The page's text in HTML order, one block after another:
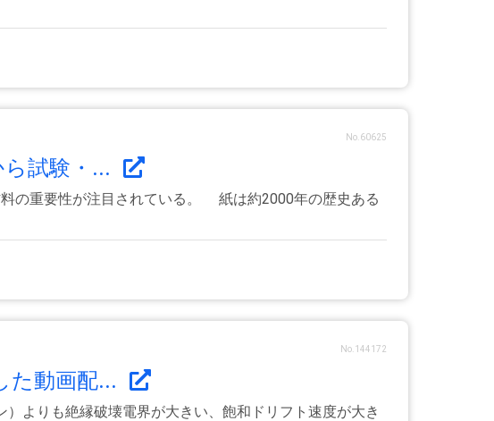
No.60625
試験・...
の重要性が注目されている。 紙は約2000年の歴史ある
No.144172
た動画配...
よりも絶縁破壊電界が大きい、飽和ドリフト速度が大き